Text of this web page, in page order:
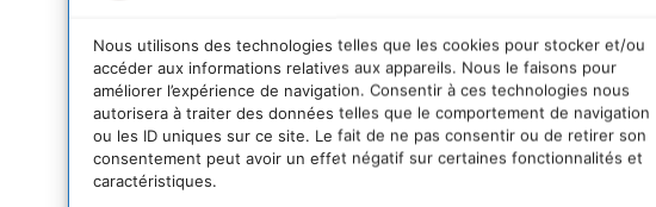
Nous utilisons des technologies telles que les cookies pour stocker et/ou
accéder aux informations relatives aux appareils. Nous le faisons pour
améliorer l’expérience de navigation. Consentir à ces technologies nous
autorisera à traiter des données telles que le comportement de navigation
ou les ID uniques sur ce site. Le fait de ne pas consentir ou de retirer son
consentement peut avoir un effet négatif sur certaines fonctionnalités et
caractéristiques.
http://www.rac-f.org/